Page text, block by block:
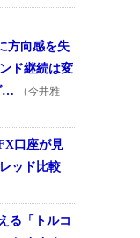
方向感を失
ド継続は変
…
（今井雅
口座が見
ッド比較
る「トルコ